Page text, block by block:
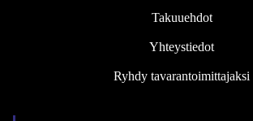
Takuuehdot
Yhteystiedot
Ryhdy tavarantoimittajaksi